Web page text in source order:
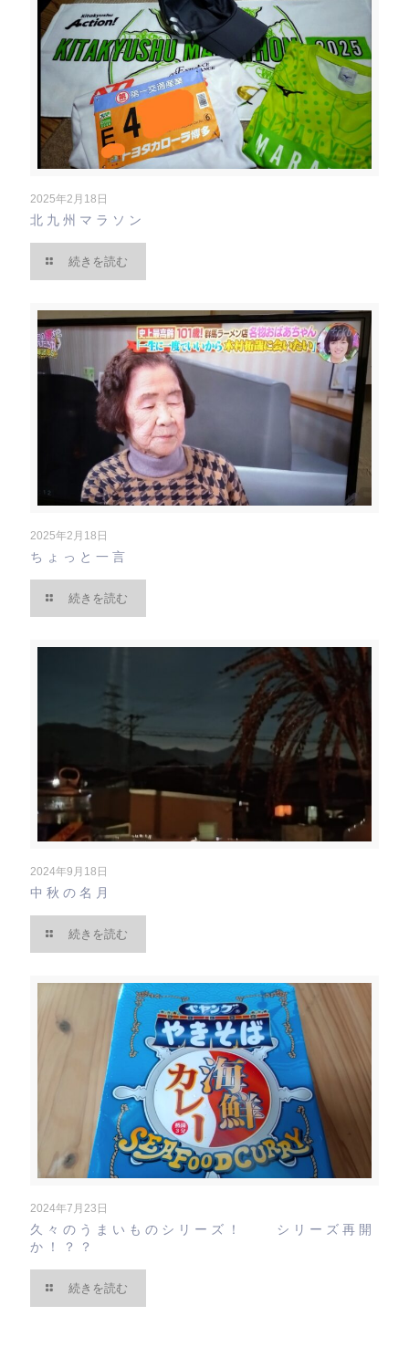
2025年2月18日
北九州マラソン
続きを読む
2025年2月18日
ちょっと一言
続きを読む
2024年9月18日
中秋の名月
続きを読む
2024年7月23日
久々のうまいものシリーズ！ シリーズ再開
か！？？
続きを読む